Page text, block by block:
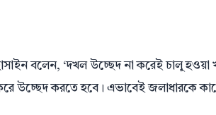
বলেন, ‘দখল উচ্ছেদ না করেই চালু
উচ্ছেদ করতে হবে। এভাবেই জলাধারকে